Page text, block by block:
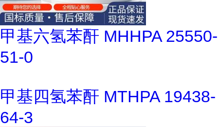
甲基六氢苯酐 MHHPA 25550-
51-0
甲基四氢苯酐 MTHPA 19438-
64-3